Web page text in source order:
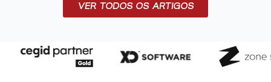
VER TODOS OS ARTIGOS